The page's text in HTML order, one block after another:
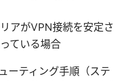
アがVPN接続を安定さ
ている場合
ーティング手順（ステ